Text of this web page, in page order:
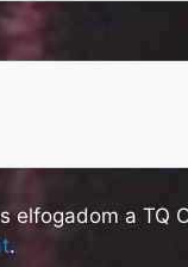
elfogadom a TQ
.